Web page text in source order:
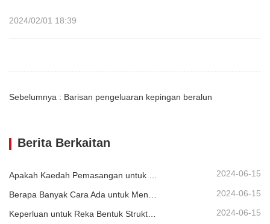
2024/02/01 18:39
Sebelumnya : Barisan pengeluaran kepingan beralun
Berita Berkaitan
2024-06-15
2024-06-15
2024-06-15